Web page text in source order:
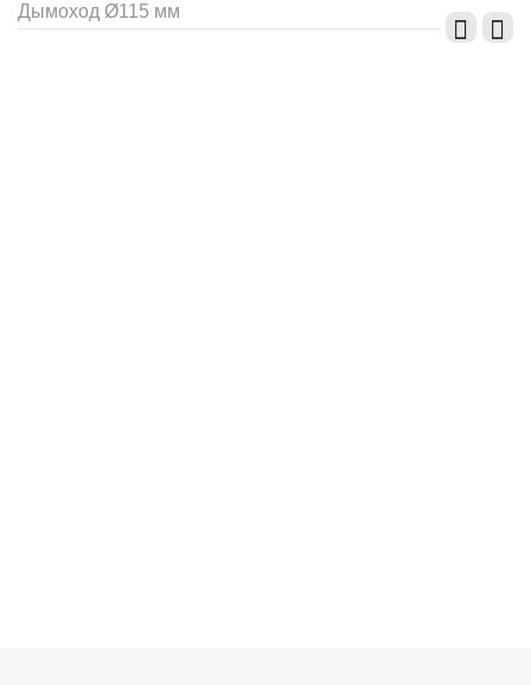
Дымоход Ø115 мм